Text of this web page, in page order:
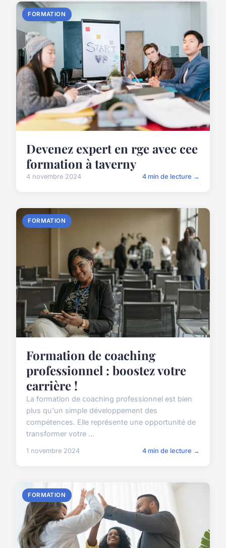
FORMATION
Devenez expert en rge avec cee
formation à taverny
4 novembre 2024 4 min de lecture →
FORMATION
Formation de coaching
professionnel : boostez votre
carrière !
La formation de coaching professionnel est bien
plus qu'un simple développement des
compétences. Elle représente une opportunité de
transformer votre ...
1 novembre 2024 4 min de lecture →
FORMATION